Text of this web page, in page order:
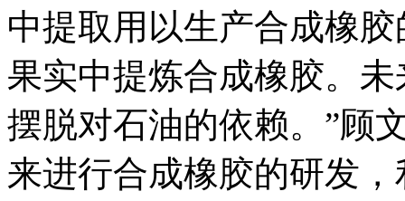
中提取用以生产合成橡
果实中提炼合成橡胶。
摆脱对石油的依赖。”顾
来进行合成橡胶的研发